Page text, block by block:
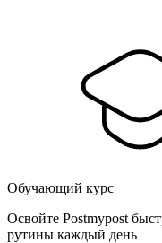
Обучающий курс
Освойте Postmypost
рутины каждый день